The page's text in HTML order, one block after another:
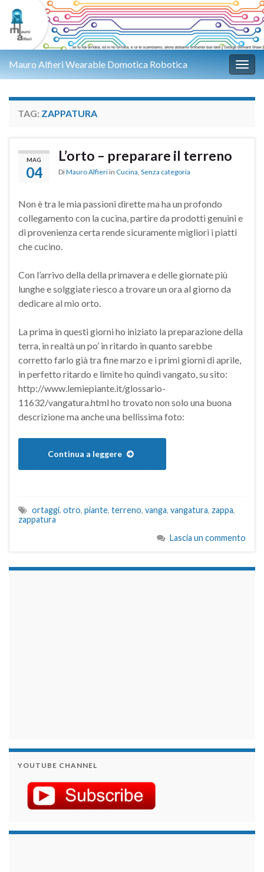
Mauro Alfieri Wearable Domotica Robotica
TAG: ZAPPATURA
MAG
04
L’orto – preparare il terreno
DiMauro Alfieri in Cucina, Senza categoria
Non è tra le mia passioni dirette ma ha un profondo
collegamento con la cucina, partire da prodotti genuini e
di provenienza certa rende sicuramente migliori i piatti
che cucino.
Con l’arrivo della della primavera e delle giornate più
lunghe e solggiate riesco a trovare un ora al giorno da
dedicare al mio orto.
La prima in questi giorni ho iniziato la preparazione della
terra, in realtà un po’ in ritardo in quanto sarebbe
corretto farlo già tra fine marzo e i primi giorni di aprile,
in perfetto ritardo e limite ho quindi vangato, su sito:
http://www.lemiepiante.it/glossario-
11632/vangatura.html ho trovato non solo una buona
descrizione ma anche una bellissima foto:
Continua a leggere
ortaggi, otro, piante, terreno, vanga, vangatura, zappa,
zappatura
Lascia un commento
YOUTUBE CHANNEL